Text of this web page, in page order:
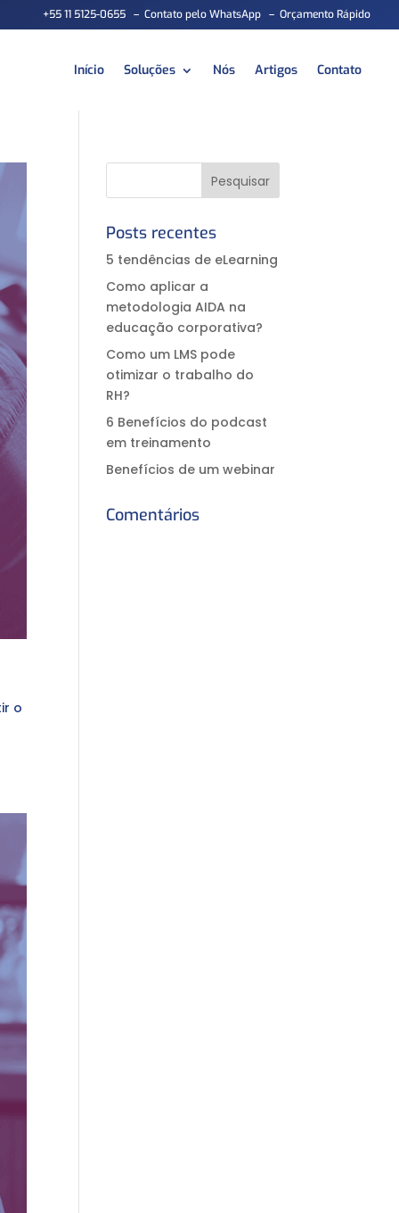
+55 11 5125-0655 – Contato pelo WhatsApp – Orçamento Rápido
Início Soluções Nós Artigos Contato
o
Posts recentes
5 tendências de eLearning
Como aplicar a
metodologia AIDA na
educação corporativa?⠀
Como um LMS pode
otimizar o trabalho do
RH?
6 Benefícios do podcast
em treinamento
Benefícios de um webinar
Comentários